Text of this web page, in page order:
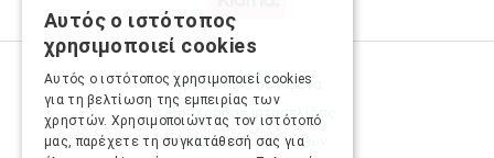
Προσωπικά δεδομένα
Όροι Χρήσης Ιστοσελίδας
Ασφάλεια συναλλαγών
Αυτός ο ιστότοπος
χρησιμοποιεί cookies
Αυτός ο ιστότοπος χρησιμοποιεί cookies
για τη βελτίωση της εμπειρίας των
χρηστών. Χρησιμοποιώντας τον ιστότοπό
μας, παρέχετε τη συγκατάθεσή σας για